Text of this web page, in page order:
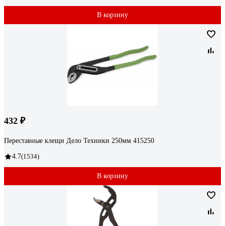
В корзину
432 ₽
Переставные клещи Дело Техники 250мм 415250
4.7(1534)
В корзину